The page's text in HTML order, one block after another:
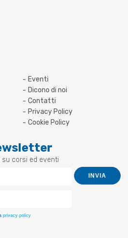
Eventi
Dicono di noi
Contatti
Privacy Policy
Cookie Policy
corsi ed eventi
privacy policy
INVIA